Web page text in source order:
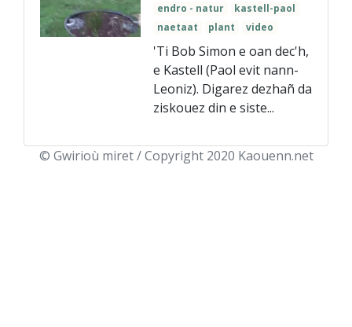
endro - natur
kastell-paol
naetaat
plant video
'Ti Bob Simon e oan dec'h,
e Kastell (Paol evit nann-
Leoniz). Digarez dezhañ da
ziskouez din e siste...
© Gwirioù miret / Copyright 2020 Kaouenn.net